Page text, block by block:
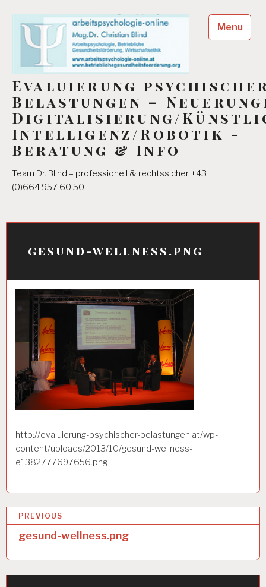
content
Evaluierung
Belastungen –
Digitalisierung/
Intelligenz/Robotik -
Beratung & Info
Team Dr. Blind – professionell & rechtssicher +43
(0)664 957 60 50
Menu
gesund-wellness.png
http://evaluierung-psychischer-belastungen.at/wp-
content/uploads/2013/10/gesund-wellness-
e1382777697656.png
B
i
t
PREVIOUS
gesund-wellness.png